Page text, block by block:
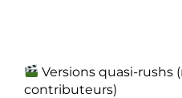
Versions quasi-rushs
contributeurs)